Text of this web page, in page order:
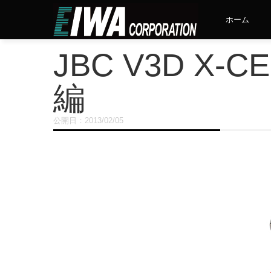
ホーム
JBC V3D X-
編
公開日： 2013/02/05